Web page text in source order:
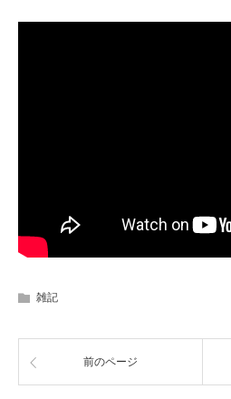
雑記
前のページ